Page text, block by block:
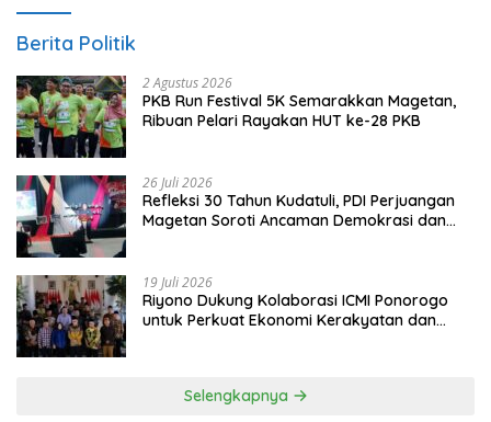
Berita Politik
2 Agustus 2026
PKB Run Festival 5K Semarakkan Magetan,
Ribuan Pelari Rayakan HUT ke-28 PKB
26 Juli 2026
Refleksi 30 Tahun Kudatuli, PDI Perjuangan
Magetan Soroti Ancaman Demokrasi dan
19 Juli 2026
Riyono Dukung Kolaborasi ICMI Ponorogo
untuk Perkuat Ekonomi Kerakyatan dan
Selengkapnya